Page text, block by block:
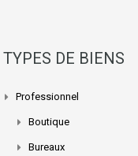
TYPES DE BIENS
Professionnel
Boutique
Bureaux